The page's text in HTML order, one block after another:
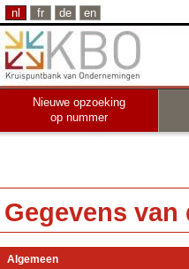
nl fr de en
Nieuwe opzoeking
op nummer
Gegevens
Algemeen